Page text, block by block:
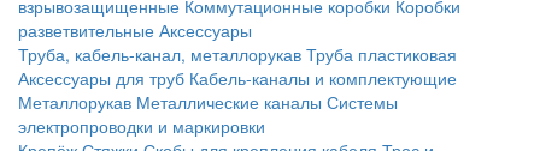
взрывозащищенные Коммутационные коробки Коробки
разветвительные Аксессуары
Труба, кабель-канал, металлорукав Труба пластиковая
Аксессуары для труб Кабель-каналы и комплектующие
Металлорукав Металлические каналы Системы
электропроводки и маркировки